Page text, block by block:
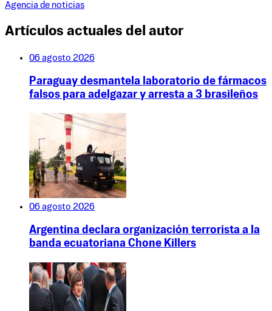
Agencia de noticias
Artículos actuales del autor
06 agosto 2026
Paraguay desmantela laboratorio de fármacos
falsos para adelgazar y arresta a 3 brasileños
06 agosto 2026
Argentina declara organización terrorista a la
banda ecuatoriana Chone Killers